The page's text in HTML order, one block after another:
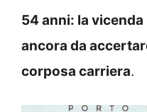
54 anni: la
ancora da
corposa carriera.